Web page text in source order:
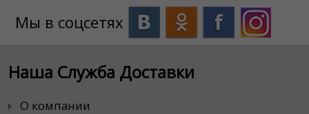
Мы в соцсетях
Наша Служба Доставки
О компании